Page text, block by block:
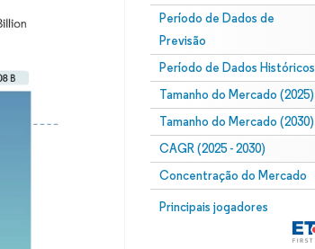
Período de Dados de
Previsão
Período de Dados Históricos
Tamanho do Mercado (2025)
Tamanho do Mercado (2030)
CAGR (2025 - 2030)
Concentração do Mercado
Principais jogadores